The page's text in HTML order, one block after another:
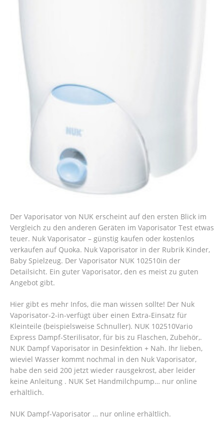
Der Vaporisator von NUK erscheint auf den ersten Blick im
Vergleich zu den anderen Geräten im Vaporisator Test etwas
teuer. Nuk Vaporisator – günstig kaufen oder kostenlos
verkaufen auf Quoka. Nuk Vaporisator in der Rubrik Kinder,
Baby Spielzeug. Der Vaporisator NUK 102510in der
Detailsicht. Ein guter Vaporisator, den es meist zu guten
Angebot gibt.
Hier gibt es mehr Infos, die man wissen sollte! Der Nuk
Vaporisator-2-in-verfügt über einen Extra-Einsatz für
Kleinteile (beispielsweise Schnuller). NUK 102510Vario
Express Dampf-Sterilisator, für bis zu Flaschen, Zubehör,.
NUK Dampf Vaporisator in Desinfektion + Nah. Ihr lieben,
wieviel Wasser kommt nochmal in den Nuk Vaporisator,
habe den seid 200 jetzt wieder rausgekrost, aber leider
keine Anleitung . NUK Set Handmilchpump… nur online
erhältlich.
NUK Dampf-Vaporisator … nur online erhältlich.